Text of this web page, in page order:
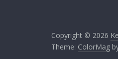
Copyright © 2026
Theme: ColorMag